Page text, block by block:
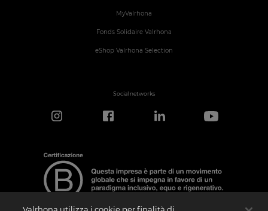
MyValrhona
Fonds Solidaire Valrhona
eShop Valrhona Selection
Social networks